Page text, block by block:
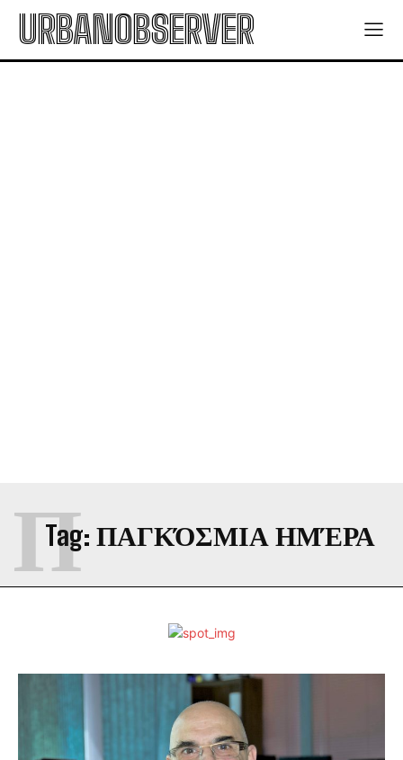
URBANOBSERVER
Tag: ΠΑΓΚΌΣΜΙΑ ΗΜΈΡΑ
Π